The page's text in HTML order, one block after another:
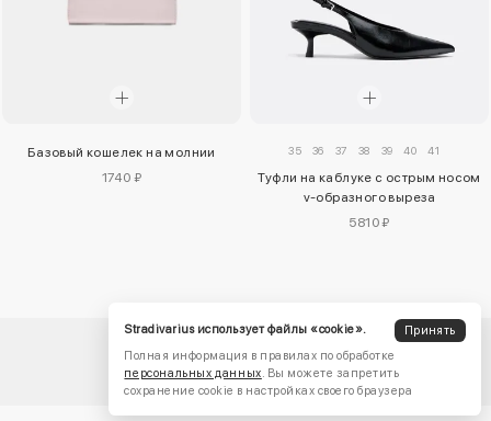
Базовый кошелек на молнии
1740 ₽
35 36 37 38 39 40 41
Туфли на каблуке с острым носом
v-образного выреза
5810 ₽
Stradivarius использует файлы «cookie».
Принять
Полная информация в правилах по обработке
персональных данных. Вы можете запретить
сохранение cookie в настройках своего браузера